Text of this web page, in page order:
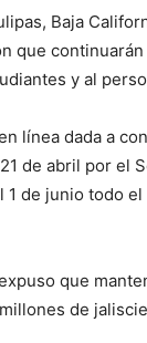
Baja
que
y al
línea dada a
de abril por el
de junio todo
que
de